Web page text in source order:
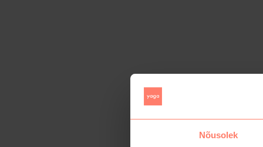
Nõusolek